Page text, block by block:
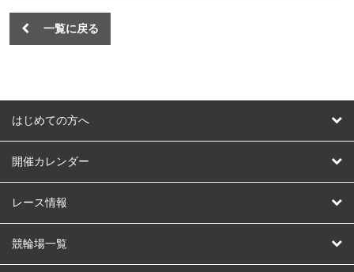
一覧に戻る
はじめての方へ
はじめての方へ
開催カレンダー
競輪
オートレース
レース情報
レース予想
競輪場一覧